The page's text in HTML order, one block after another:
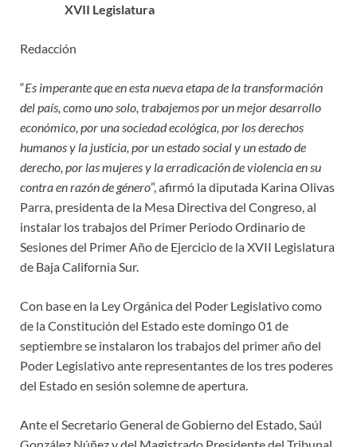
XVII Legislatura
Redacción
“Es imperante que en esta nueva etapa de la transformación
del país, como uno solo, trabajemos por un mejor desarrollo
económico, por una sociedad ecológica, por los derechos
humanos y la justicia, por un estado social y un estado de
derecho, por las mujeres y la erradicación de violencia en su
contra en razón de género”, afirmó la diputada Karina Olivas
Parra, presidenta de la Mesa Directiva del Congreso, al
instalar los trabajos del Primer Periodo Ordinario de
Sesiones del Primer Año de Ejercicio de la XVII Legislatura
de Baja California Sur.
Con base en la Ley Orgánica del Poder Legislativo como
de la Constitución del Estado este domingo 01 de
septiembre se instalaron los trabajos del primer año del
Poder Legislativo ante representantes de los tres poderes
del Estado en sesión solemne de apertura.
Ante el Secretario General de Gobierno del Estado, Saúl